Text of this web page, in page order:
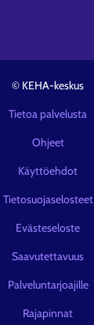
© KEHA-keskus
Tietoa palvelusta
Ohjeet
Käyttöehdot
Tietosuojaselosteet
Evästeseloste
Saavutettavuus
Palveluntarjoajille
Rajapinnat